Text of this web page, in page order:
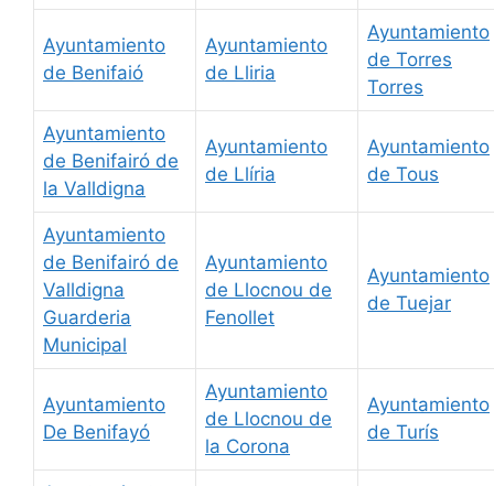
Ayuntamiento
de Benifaió
Ayuntamiento
de Lliria
Ayuntamiento
de Torres
Torres
Ayuntamiento
de Benifairó de
la Valldigna
Ayuntamiento
de Llíria
Ayuntamiento
de Tous
Ayuntamiento
de Benifairó de
Valldigna
Guarderia
Municipal
Ayuntamiento
de Llocnou de
Fenollet
Ayuntamiento
de Tuejar
Ayuntamiento
De Benifayó
Ayuntamiento
de Llocnou de
la Corona
Ayuntamiento
de Turís